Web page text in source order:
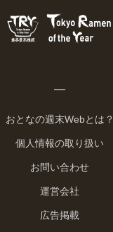
おとなの週末Webとは？
個人情報の取り扱い
お問い合わせ
運営会社
広告掲載